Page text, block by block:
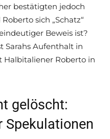
bestätigten jedoch
sich „Schatz“
Beweis ist?
Sarahs Aufenthalt in
Halbitaliener Roberto in
gelöscht:
Spekulationen